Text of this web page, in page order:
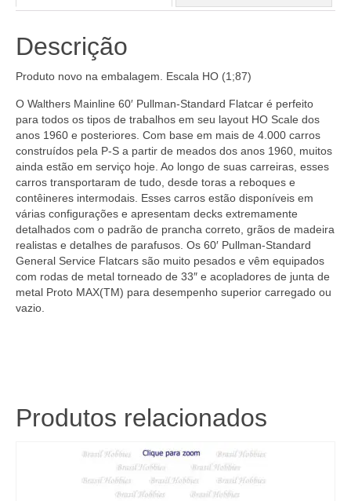
Descrição
Produto novo na embalagem. Escala HO (1;87)
O Walthers Mainline 60′ Pullman-Standard Flatcar é perfeito
para todos os tipos de trabalhos em seu layout HO Scale dos
anos 1960 e posteriores. Com base em mais de 4.000 carros
construídos pela P-S a partir de meados dos anos 1960, muitos
ainda estão em serviço hoje. Ao longo de suas carreiras, esses
carros transportaram de tudo, desde toras a reboques e
contêineres intermodais. Esses carros estão disponíveis em
várias configurações e apresentam decks extremamente
detalhados com o padrão de prancha correto, grãos de madeira
realistas e detalhes de parafusos. Os 60′ Pullman-Standard
General Service Flatcars são muito pesados ​​e vêm equipados
com rodas de metal torneado de 33″ e acopladores de junta de
metal Proto MAX(TM) para desempenho superior carregado ou
vazio.
Produtos relacionados